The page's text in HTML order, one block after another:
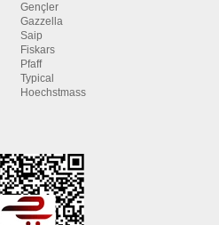
Gençler
Gazzella
Saip
Fiskars
Pfaff
Typical
Hoechstmass